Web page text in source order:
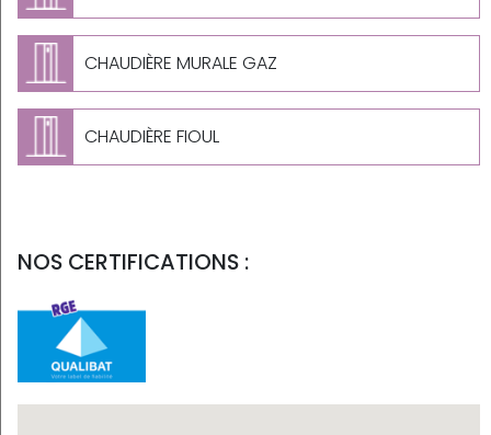
CHAUDIÈRE MURALE GAZ
CHAUDIÈRE FIOUL
NOS CERTIFICATIONS :